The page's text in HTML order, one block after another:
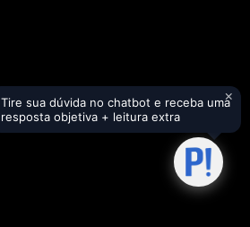
Tire sua dúvida no chatbot e receba uma
resposta objetiva + leitura extra
×